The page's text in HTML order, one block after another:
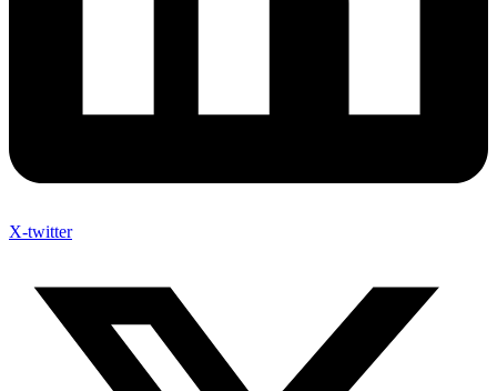
X-twitter